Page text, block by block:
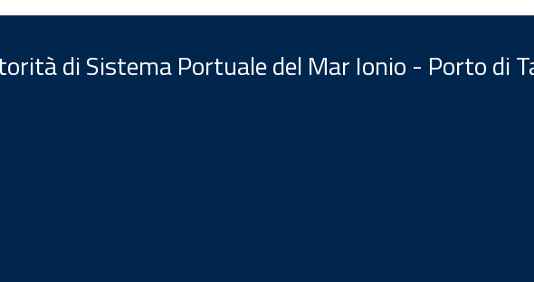
di Sistema Portuale del Mar Ionio - Porto di